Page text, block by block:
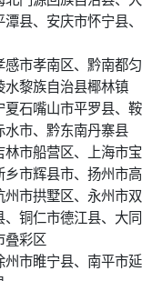
潭县、安庆市怀宁县
市孝南区、黔南都匀
黎族自治县椰林镇
石嘴山市平罗县、
市、黔东南丹寨县
林市船营区、上海市
市辉县市、扬州市
市拱墅区、永州市
铜仁市德江县、大
叠彩区
州市睢宁县、南平市